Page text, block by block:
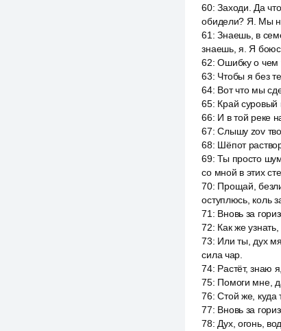
60:Заходи. Да
обидели? Я. Мы
61 :Знаешь, в
знаешь, я. Я
62:Ошибку о чем
63: Чтобы я без
64: Вот что мы
65: Край суровый
66: И в той реке
67:Слышу zov
68: Шёпот
69:Ты просто
со мной в этих
70: Прощай,
оступлюсь, коль
71 : Вновь за
72: Как же
73: Или ты, дух
сила чар.
74: Растёт, знаю
75: Помоги мне,
76:Стой же, куда
77: Вновь за
78: Дух, огонь,